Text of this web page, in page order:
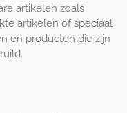
artikelen zoals
artikelen of speciaal
en producten die zijn